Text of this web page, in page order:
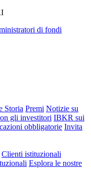
di fondi
Storia Premi Notizie su
gli investitori IBKR sui
obbligatorie Invita
Clienti istituzionali
Esplora le nostre